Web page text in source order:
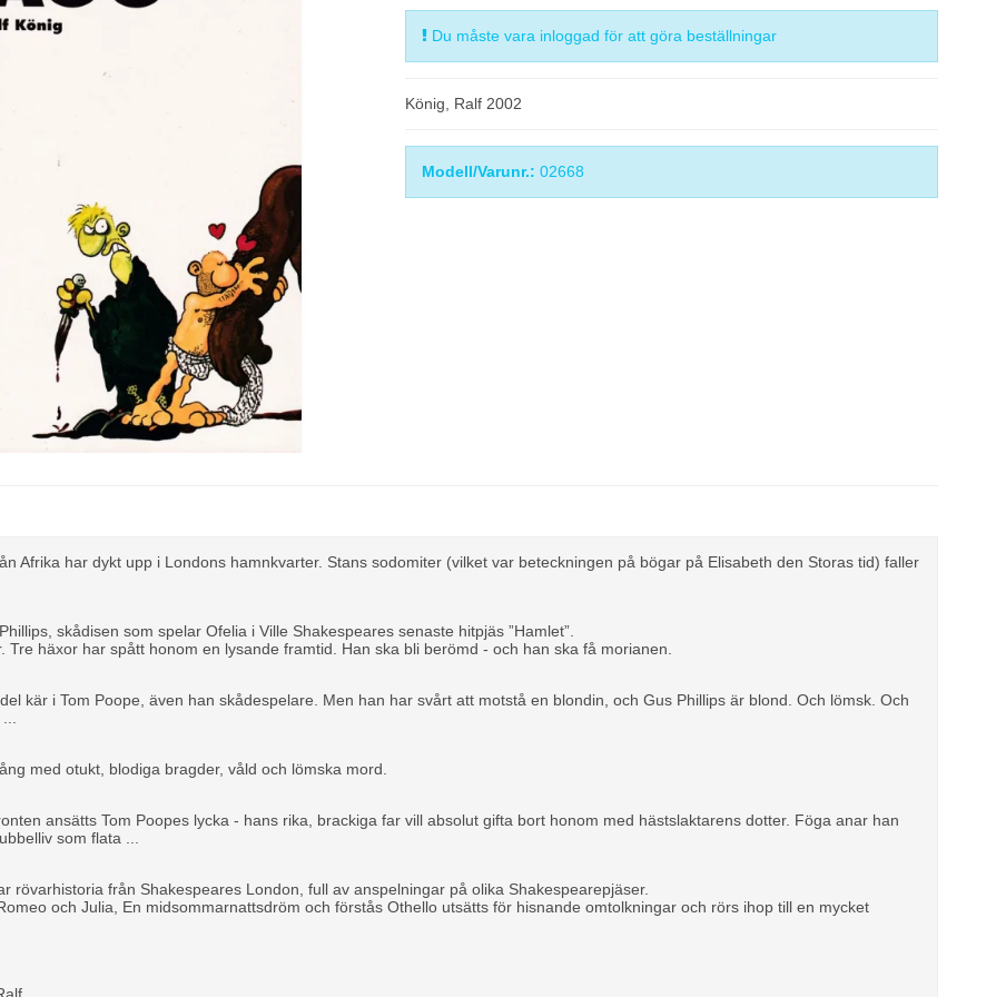
Du måste vara inloggad för att göra beställningar
König, Ralf 2002
Modell/Varunr.: 02668
Afrika har dykt upp i Londons hamnkvarter. Stans sodomiter (vilket var beteckningen på bögar på Elisabeth den Storas tid) faller
skådisen som spelar Ofelia i Ville Shakespeares senaste hitpjäs ”Hamlet”.
Tre häxor har spått honom en lysande framtid. Han ska bli berömd - och han ska få morianen.
kär i Tom Poope, även han skådespelare. Men han har svårt att motstå en blondin, och Gus Phillips är blond. Och lömsk. Och
med otukt, blodiga bragder, våld och lömska mord.
ansätts Tom Poopes lycka - hans rika, brackiga far vill absolut gifta bort honom med hästslaktarens dotter. Föga anar han
som flata ...
rövarhistoria från Shakespeares London, full av anspelningar på olika Shakespearepjäser.
och Julia, En midsommarnattsdröm och förstås Othello utsätts för hisnande omtolkningar och rörs ihop till en mycket